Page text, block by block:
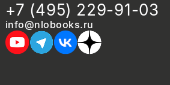
+7 (495) 229-91-03
info@nlobooks.ru